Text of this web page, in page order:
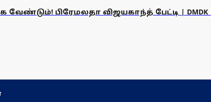
பிரேமலதா விஜயகாந்த் பேட்டி | DMDK |